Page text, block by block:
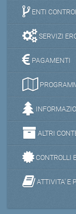
ENTI
SERVIZI
PAGAMENTI
ALTRI
CONTROLLI
ATTIVITA' E